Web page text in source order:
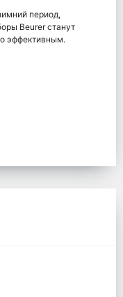
период,
Beurer станут
эффективным.